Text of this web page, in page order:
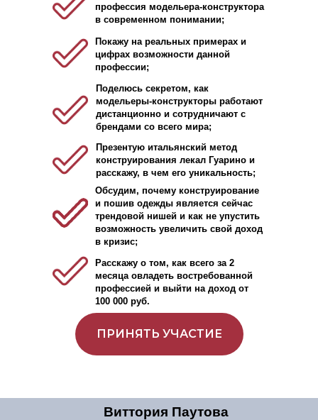
профессия модельера-конструктора
в современном понимании;
Покажу на реальных примерах и
цифрах возможности данной
профессии;
Презентую итальянский метод
конструирования лекал Гуарино и
расскажу, в чем его уникальность;
Обсудим, почему конструирование
и пошив одежды является сейчас
трендовой нишей и как не упустить
возможность увеличить свой доход
в кризис;
Поделюсь секретом, как
модельеры-конструкторы работают
дистанционно и сотрудничают с
брендами со всего мира;
Расскажу о том, как всего за 2
месяца овладеть востребованной
профессией и выйти на доход от
100 000 руб.
ПРИНЯТЬ УЧАСТИЕ
Виттория Паутова